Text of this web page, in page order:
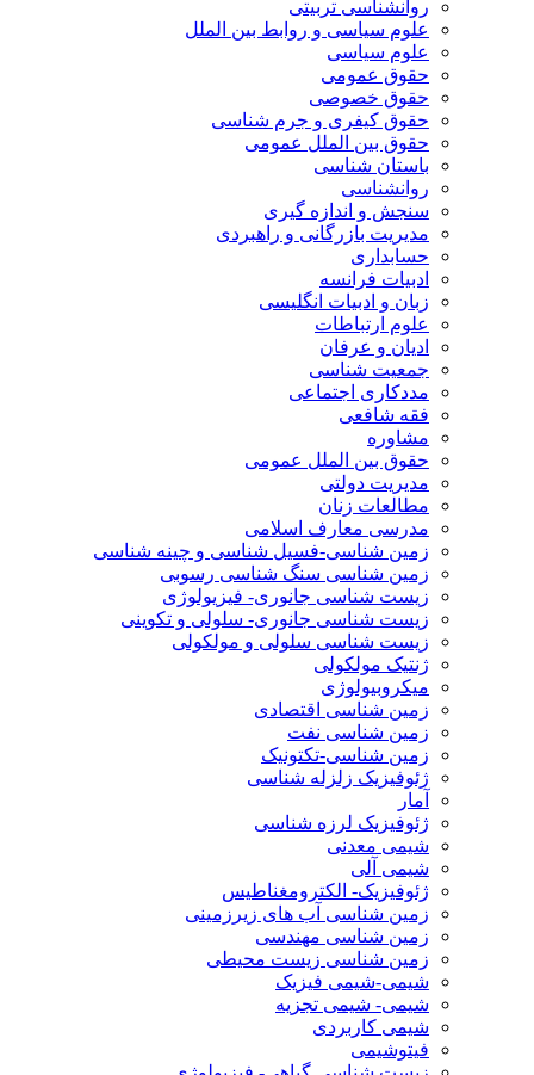
روانشناسی تربیتی
علوم سیاسی و روابط بین الملل
علوم سیاسی
حقوق عمومی
حقوق خصوصی
حقوق کیفری و جرم شناسی
حقوق بین الملل عمومی
باستان شناسی
روانشناسی
سنجش و اندازه گیری
مدیریت بازرگانی و راهبردی
حسابداری
ادبیات فرانسه
زبان و ادبیات انگلیسی
علوم ارتباطات
ادیان و عرفان
جمعیت شناسی
مددکاری اجتماعی
فقه شافعی
مشاوره
حقوق بین الملل عمومی
مدیریت دولتی
مطالعات زنان
مدرسی معارف اسلامی
زمین شناسی-فسیل شناسی و چینه شناسی
زمین شناسی سنگ شناسی رسوبی
زیست شناسی جانوری- فیزیولوژی
زیست شناسی جانوری- سلولی و تکوینی
زیست شناسی سلولی و مولکولی
ژنتیک مولکولی
میکروبیولوژی
زمین شناسی اقتصادی
زمین شناسی نفت
زمین شناسی-تکتونیک
ژئوفیزیک زلزله شناسی
آمار
ژئوفیزیک لرزه شناسی
شیمی معدنی
شیمی آلی
ژئوفیزیک- الکترومغناطیس
زمین شناسی آب های زیرزمینی
زمین شناسی مهندسی
زمین شناسی زیست محیطی
شیمی-شیمی فیزیک
شیمی- شیمی تجزیه
شیمی کاربردی
فیتوشیمی